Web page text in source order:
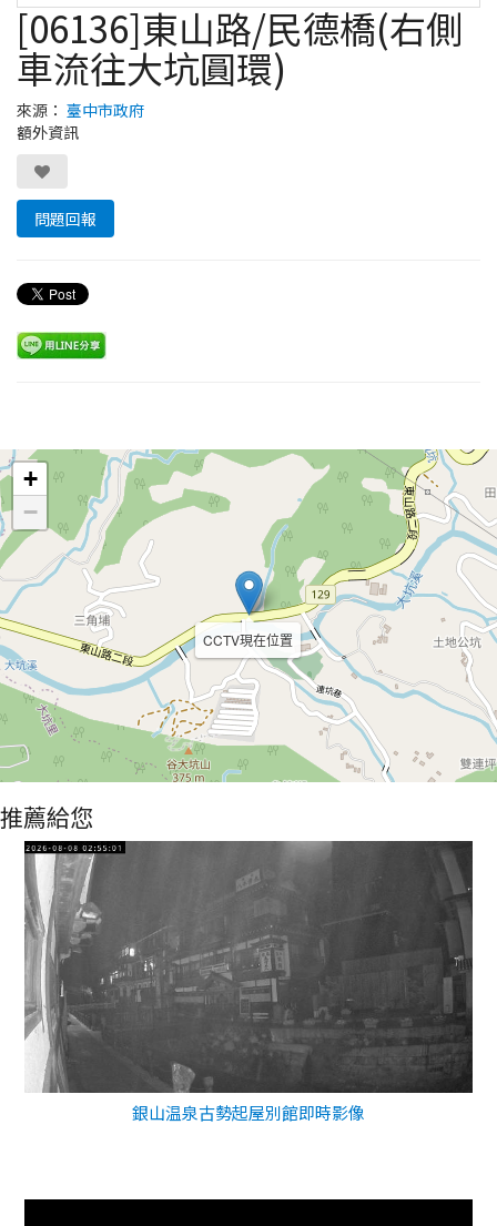
[06136]東山路/民德橋(右側
車流往大坑圓環)
來源： 臺中市政府
額外資訊
問題回報
CCTV現在位置
+
−
推薦給您
銀山温泉古勢起屋別館即時影像